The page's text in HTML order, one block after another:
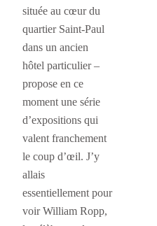
située au cœur du
quartier Saint-Paul
dans un ancien
hôtel particulier –
propose en ce
moment une série
d’expositions qui
valent franchement
le coup d’œil. J’y
allais
essentiellement pour
voir William Ropp,